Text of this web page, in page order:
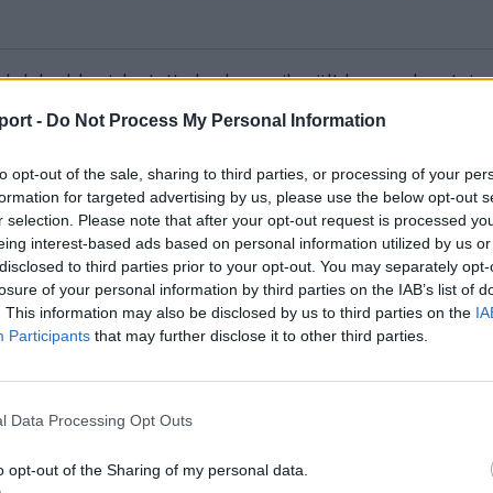
- Do Not Process My Personal Information
opt-out of the sale, sharing to third parties, or processing of your
for targeted advertising by us, please use the below opt-out
selection. Please note that after your opt-out request is processed
interest-based ads based on personal information utilized by us
to third parties prior to your opt-out. You may separately
of your personal information by third parties on the IAB’s list of
This information may also be disclosed by us to third parties on the
Participants that may further disclose it to other third parties.
Data Processing Opt Outs
opt-out of the Sharing of my personal data.
kedden jelentette be, hogy sikerült hazacsalogatnia
titkolózom, tavaly közel voltam, hogy megtegyem
gondolom, hogy még abbahagynám, pár jó évet
A legfontosabb, hogy a sérülések
tettem meg ezt a lépést. A mostani udvarhelyi együttes
lesz” – mondta el a Székely Sport megkeresésére